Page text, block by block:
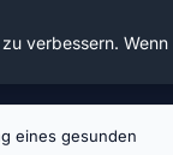
eines gesunden
verbessern.